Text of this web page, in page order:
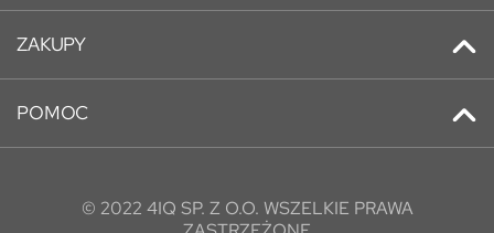
Kontakt
Promocje
Regulamin
ZAKUPY
Adresy
Historia zamówień
Konto klienta
POMOC
O nas
© 2022 4IQ SP. Z O.O. WSZELKIE PRAWA